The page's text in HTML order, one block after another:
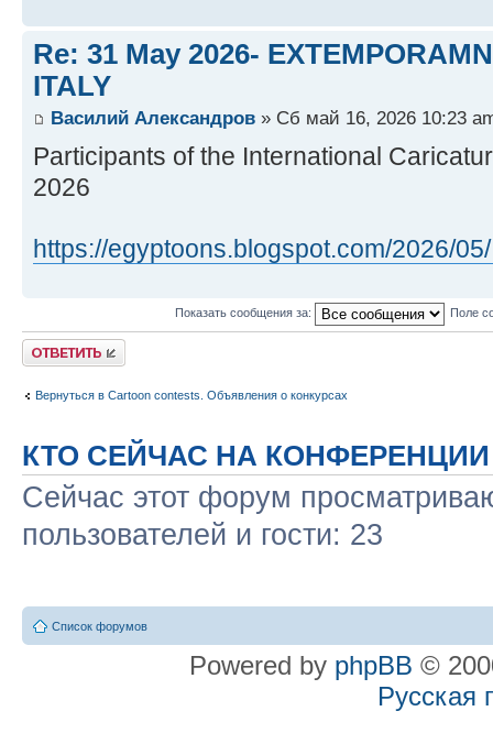
Re: 31 May 2026-
ITALY
Василий Александров » Сб май 16, 2026 10:23
Participants of the International
2026
https://egyptoons.blogspot.com/2026/
Показать сообщения за: Поле
Ответить
Вернуться в Cartoon contests. Объявления о конкурсах
КТО СЕЙЧАС НА КОНФЕРЕНЦИИ
Сейчас этот форум
пользователей и гости: 23
Список форумов
Powered by phpBB ©
Русская